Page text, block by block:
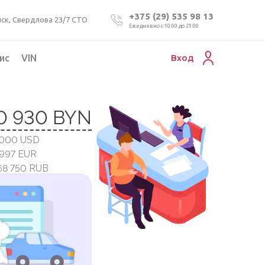
Свердлова 23/7 СТО +375 (29) 535 98 13
Ежедневно с 10:00 до 21:00
Проверка VIN номера авто
Пригон авто из Беларуси
Подбор мотоцикла
VIN Вход
930 BYN
USD
EUR
750 RUB